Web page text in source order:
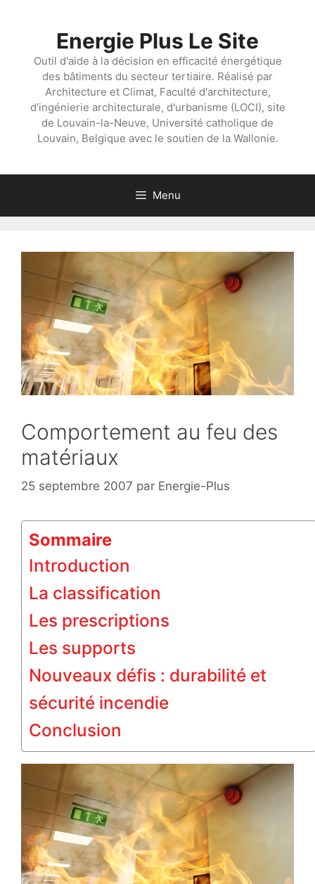
Energie Plus Le Site
Outil d'aide à la décision en efficacité énergétique
des bâtiments du secteur tertiaire. Réalisé par
Architecture et Climat, Faculté d'architecture,
d'ingénierie architecturale, d'urbanisme (LOCI), site
de Louvain-la-Neuve, Université catholique de
Louvain, Belgique avec le soutien de la Wallonie.
Menu
Comportement au feu des
matériaux
25 septembre 2007 par Energie-Plus
Sommaire
Introduction
La classification
Les prescriptions
Les supports
Nouveaux défis : durabilité et
sécurité incendie
Conclusion